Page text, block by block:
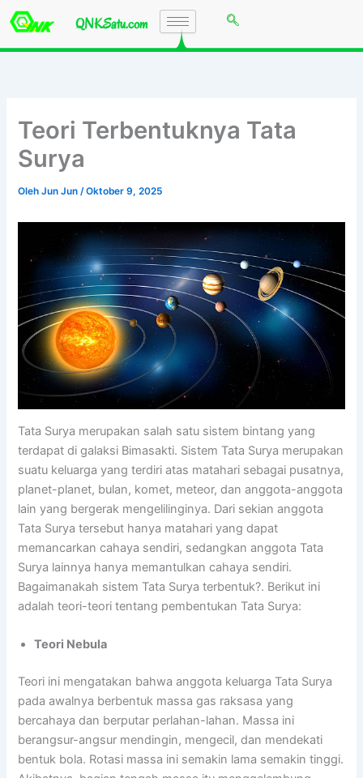
Lewati
ke
konten
QNKSatu.com
Teori Terbentuknya Tata
Surya
OlehJun Jun/Oktober 9, 2025
Tata Surya merupakan salah satu sistem bintang yang
terdapat di galaksi Bimasakti. Sistem Tata Surya merupakan
suatu keluarga yang terdiri atas matahari sebagai pusatnya,
planet-planet, bulan, komet, meteor, dan anggota-anggota
lain yang bergerak mengelilinginya. Dari sekian anggota
Tata Surya tersebut hanya matahari yang dapat
memancarkan cahaya sendiri, sedangkan anggota Tata
Surya lainnya hanya memantulkan cahaya sendiri.
Bagaimanakah sistem Tata Surya terbentuk?. Berikut ini
adalah teori-teori tentang pembentukan Tata Surya:
Teori Nebula
Teori ini mengatakan bahwa anggota keluarga Tata Surya
pada awalnya berbentuk massa gas raksasa yang
bercahaya dan berputar perlahan-lahan. Massa ini
berangsur-angsur mendingin, mengecil, dan mendekati
bentuk bola. Rotasi massa ini semakin lama semakin tinggi.